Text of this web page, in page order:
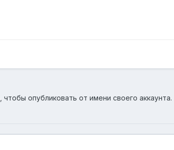
, чтобы опубликовать от имени своего аккаунта.